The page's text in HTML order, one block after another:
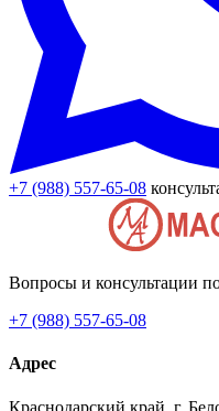
+7 (988) 557-65-08
Вопросы и консультации
+7 (988) 557-65-08
Адрес
Краснодарский край, г.